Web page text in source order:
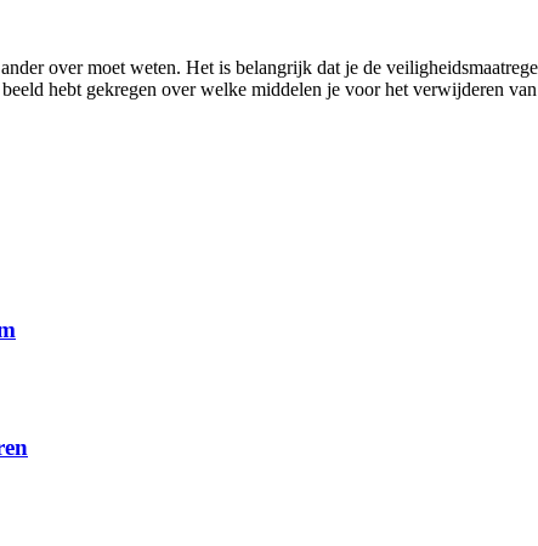
over moet weten. Het is belangrijk dat je de
hebt gekregen over welke middelen je voor het verwijderen